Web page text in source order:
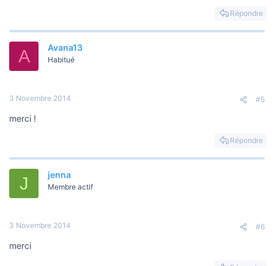
Répondre
A Avana13
Habitué
3 Novembre 2014 #5
merci !
Répondre
J jenna
Membre actif
3 Novembre 2014 #6
merci